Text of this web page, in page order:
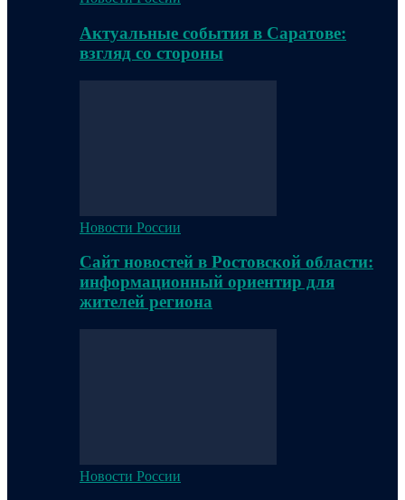
Актуальные события в Саратове:
взгляд со стороны
Новости России
Сайт новостей в Ростовской области:
информационный ориентир для
жителей региона
Новости России